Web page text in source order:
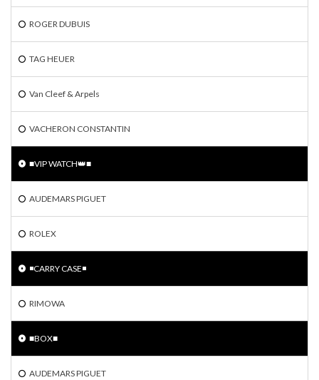
ROGER DUBUIS
TAG HEUER
Van Cleef & Arpels
VACHERON CONSTANTIN
■VIP WATCH👑■
AUDEMARS PIGUET
ROLEX
◾️CARRY CASE◾️
RIMOWA
■BOX■
AUDEMARS PIGUET